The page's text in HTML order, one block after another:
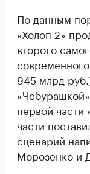
По данным
«Холоп 2»
второго
945 млрд
первой части
части
сценарий
Морозенко и